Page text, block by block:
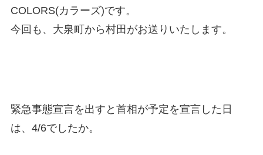
COLORS(カラーズ)です。
今回も、大泉町から村田がお送りいたします。
緊急事態宣言を出すと首相が予定を宣言した日
は、4/6でしたか。